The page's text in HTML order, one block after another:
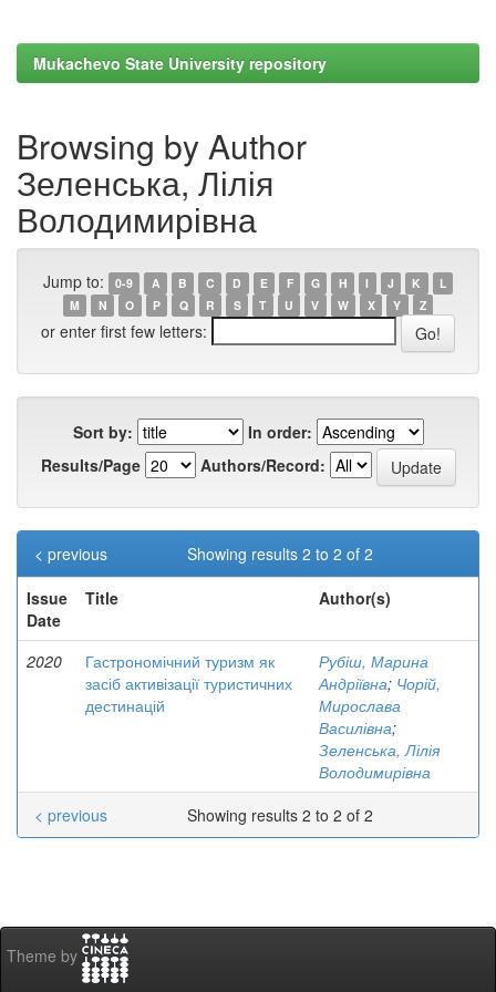
Mukachevo State University repository
Browsing by Author
Зеленська, Лілія
Володимирівна
Jump to: 0-9 A B C D E F G H I J K
L
M
N O P Q R S T U V W X Y Z
or enter first few letters:
Sort by:
In order:
Results/Page
Authors/Record:
Showing results 2 to 2 of 2
< previous
Issue
Date
Title Author(s)
2020
Гастрономічний туризм як
засіб активізації туристичних
дестинацій
Рубіш, Марина
Андріївна; Чорій,
Мирослава
Василівна;
Зеленська, Лілія
Володимирівна
Showing results 2 to 2 of 2
< previous
Theme by